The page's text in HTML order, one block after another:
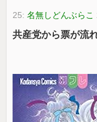
25:名無しどんぶらこ
共産党から票が流